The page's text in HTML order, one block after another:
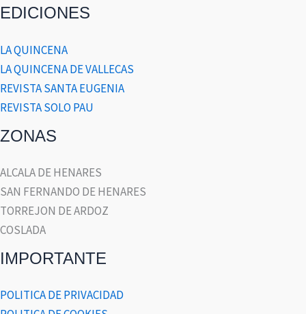
EDICIONES
LA QUINCENA
LA QUINCENA DE VALLECAS
REVISTA SANTA EUGENIA
REVISTA SOLO PAU
ZONAS
ALCALA DE HENARES
SAN FERNANDO DE HENARES
TORREJON DE ARDOZ
COSLADA
IMPORTANTE
POLITICA DE PRIVACIDAD